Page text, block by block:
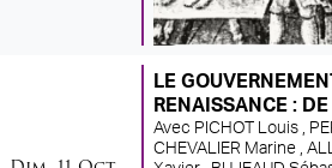
dimancheoctobre
LE
RENAISSANCE :
Avec PICHOT Louis ,
CHEVALIER Marine ,